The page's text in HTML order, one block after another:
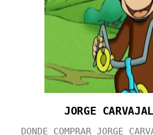
JORGE
DONDE COMPRAR JORGE